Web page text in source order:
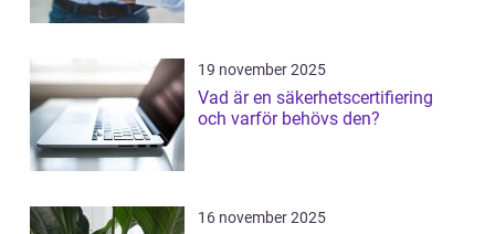
19 november 2025
Vad är en säkerhetscertifiering
och varför behövs den?
16 november 2025